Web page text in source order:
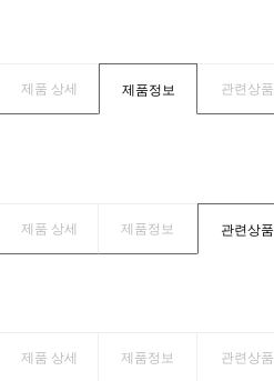
제품 상세 제품정보 관련상품
제품 상세 제품정보 관련상품
제품 상세 제품정보 관련상품